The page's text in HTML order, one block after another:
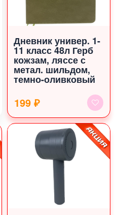
Дневник универ. 1-
11 класс 48л Герб
кожзам, ляссе с
метал. шильдом,
темно-оливковый
199 ₽